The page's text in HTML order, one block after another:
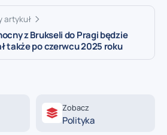
artykuł
z Brukseli do Pragi będzie
także po czerwcu 2025 roku
Zobacz
Polityka